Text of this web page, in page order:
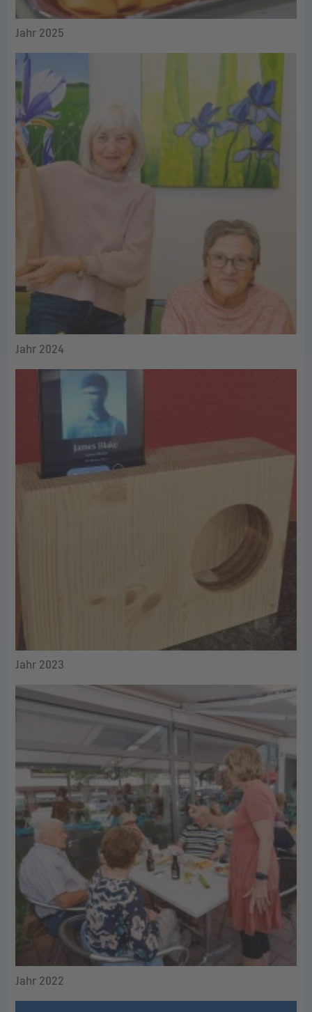
Jahr 2025
Jahr 2024
Jahr 2023
Jahr 2022